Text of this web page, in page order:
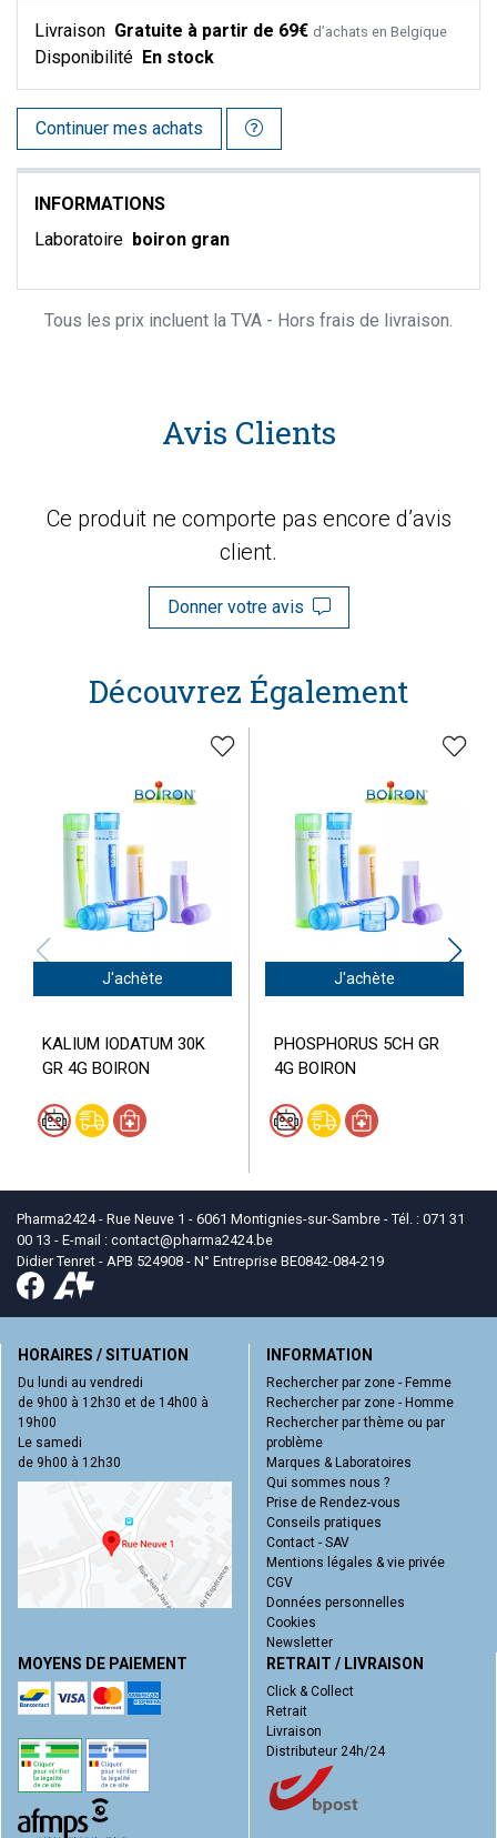
Livraison Gratuite à partir de 69€ d’achats en Belgique
Disponibilité En stock
Continuer mes achats
INFORMATIONS
Laboratoire boiron gran
Tous les prix incluent la TVA - Hors frais de livraison.
Avis Clients
Ce produit ne comporte pas encore d’avis
client.
Donner votre avis
Découvrez Également
J'achète
KALIUM IODATUM 30K
GR 4G BOIRON
J'achète
PHOSPHORUS 5CH GR
4G BOIRON
Pharma2424 - Rue Neuve 1 - 6061 Montignies-sur-Sambre - Tél. : 071 31
00 13 - E-mail : contact@pharma2424.be
Didier Tenret - APB 524908 - N° Entreprise BE0842-084-219
HORAIRES / SITUATION
Du lundi au vendredi
de 9h00 à 12h30 et de 14h00 à
19h00
Le samedi
de 9h00 à 12h30
INFORMATION
Rechercher par zone - Femme
Rechercher par zone - Homme
Rechercher par thème ou par
problème
Marques & Laboratoires
Qui sommes nous ?
Prise de Rendez-vous
Conseils pratiques
Contact - SAV
Mentions légales & vie privée
CGV
Données personnelles
Cookies
Newsletter
MOYENS DE PAIEMENT RETRAIT / LIVRAISON
Click & Collect
Retrait
Livraison
Distributeur 24h/24